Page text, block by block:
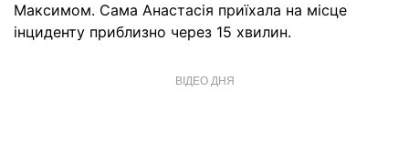
Максимом. Сама Анастасія приїхала на місце
інциденту приблизно через 15 хвилин.
ВІДЕО ДНЯ